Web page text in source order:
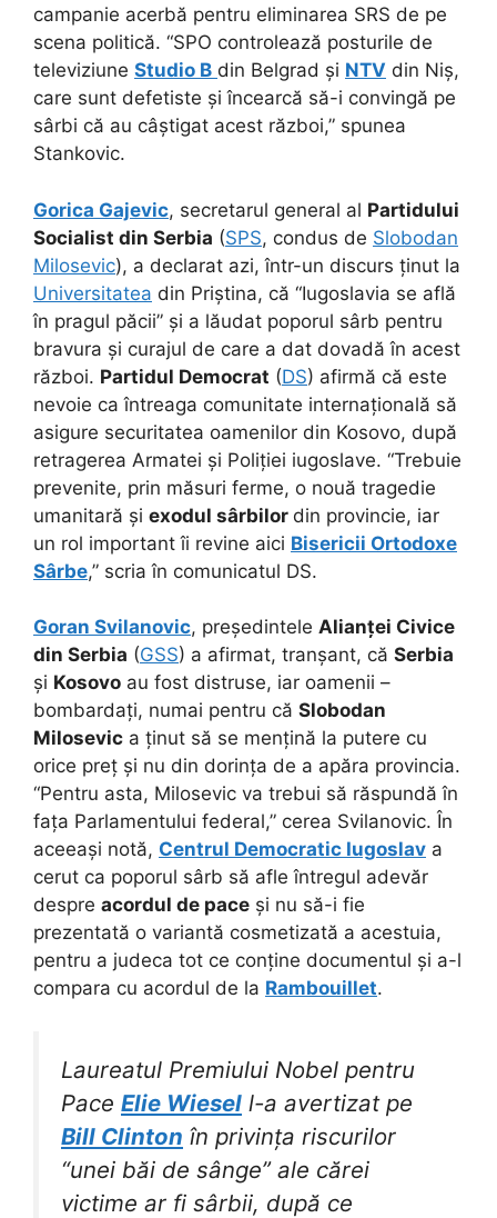
campanie acerbă pentru eliminarea SRS de pe
scena politică. “SPO controlează posturile de
televiziune Studio B din Belgrad și NTV din Niș,
care sunt defetiste și încearcă să-i convingă pe
sârbi că au câștigat acest război,” spunea
Stankovic.
Gorica Gajevic, secretarul general al Partidului
Socialist din Serbia (SPS, condus de Slobodan
Milosevic), a declarat azi, într-un discurs ținut la
Universitatea din Priștina, că “Iugoslavia se află
în pragul păcii” și a lăudat poporul sârb pentru
bravura și curajul de care a dat dovadă în acest
război. Partidul Democrat (DS) afirmă că este
nevoie ca întreaga comunitate internațională să
asigure securitatea oamenilor din Kosovo, după
retragerea Armatei și Poliției iugoslave. “Trebuie
prevenite, prin măsuri ferme, o nouă tragedie
umanitară și exodul sârbilor din provincie, iar
un rol important îi revine aici Bisericii Ortodoxe
Sârbe,” scria în comunicatul DS.
Goran Svilanovic, președintele Alianței Civice
din Serbia (GSS) a afirmat, tranșant, că Serbia
și Kosovo au fost distruse, iar oamenii –
bombardați, numai pentru că Slobodan
Milosevic a ținut să se mențină la putere cu
orice preț și nu din dorința de a apăra provincia.
“Pentru asta, Milosevic va trebui să răspundă în
fața Parlamentului federal,” cerea Svilanovic. În
aceeași notă, Centrul Democratic Iugoslav a
cerut ca poporul sârb să afle întregul adevăr
despre acordul de pace și nu să-i fie
prezentată o variantă cosmetizată a acestuia,
pentru a judeca tot ce conține documentul și a-l
compara cu acordul de la Rambouillet.
Laureatul Premiului Nobel pentru
Pace Elie Wiesel l-a avertizat pe
Bill Clinton în privința riscurilor
“unei băi de sânge” ale cărei
victime ar fi sârbii, după ce